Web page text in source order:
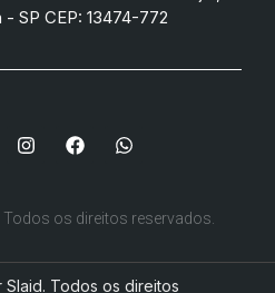
- SP CEP: 13474-772
os direitos reservados.
Todos os direitos